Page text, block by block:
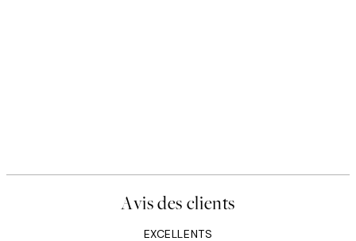
Avis des clients
EXCELLENTS